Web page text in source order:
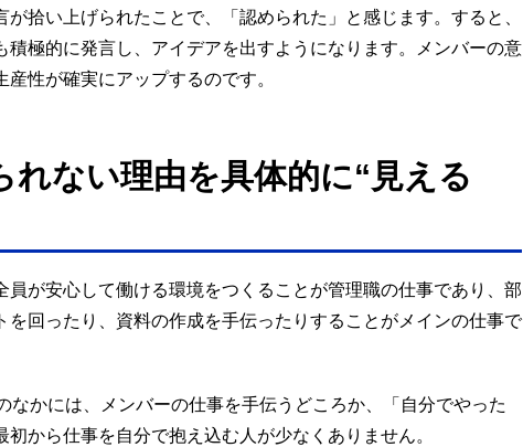
が拾い上げられたことで、「認められた」と感じます。すると、
積極的に発言し、アイデアを出すようになります。メンバーの意
性が確実にアップするのです。
れない理由を具体的に“見える
員が安心して働ける環境をつくることが管理職の仕事であり、部
を回ったり、資料の作成を手伝ったりすることがメインの仕事で
なかには、メンバーの仕事を手伝うどころか、「自分でやった
初から仕事を自分で抱え込む人が少なくありません。